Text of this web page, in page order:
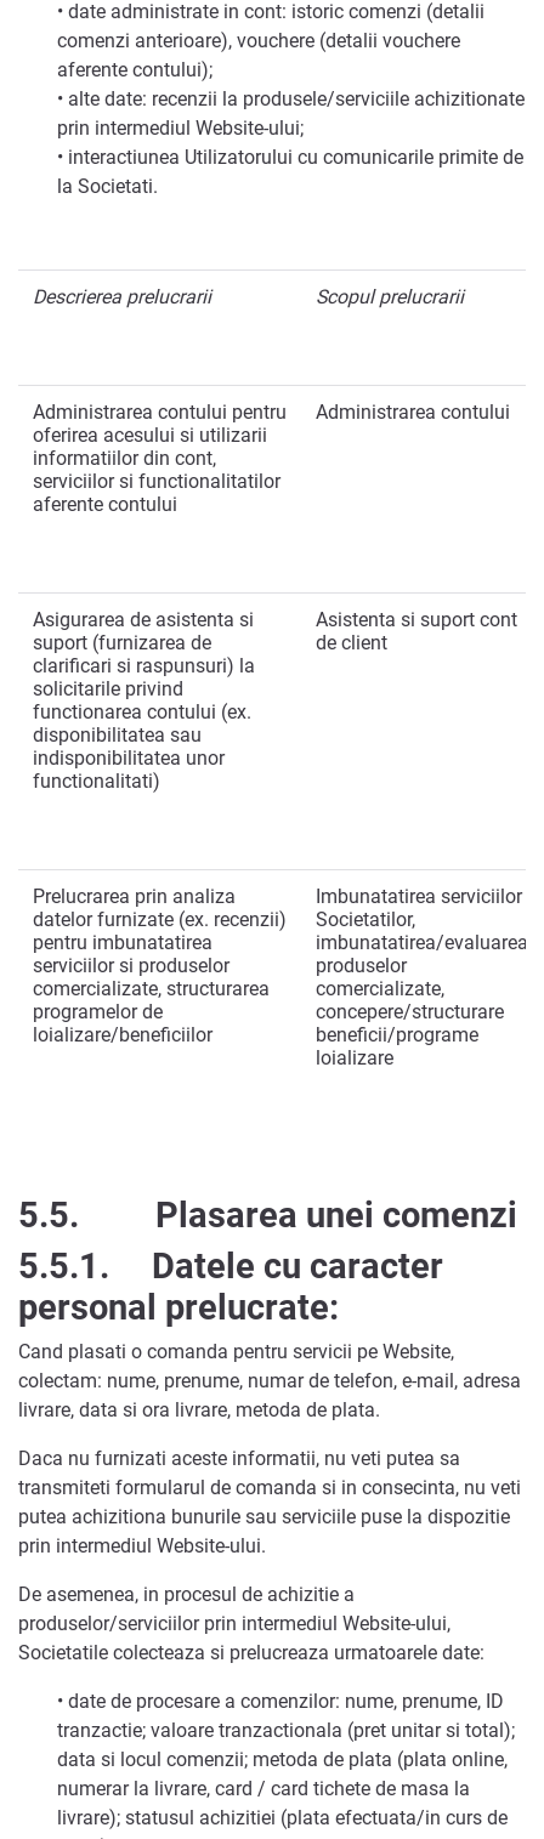
• date administrate in cont: istoric comenzi (detalii
comenzi anterioare), vouchere (detalii vouchere
aferente contului);
• alte date: recenzii la produsele/serviciile achizitionate
prin intermediul Website-ului;
• interactiunea Utilizatorului cu comunicarile primite de
la Societati.
Descrierea prelucrarii Scopul prelucrarii
Administrarea contului pentru
oferirea acesului si utilizarii
informatiilor din cont,
serviciilor si functionalitatilor
aferente contului
Administrarea contului
Asigurarea de asistenta si
suport (furnizarea de
clarificari si raspunsuri) la
solicitarile privind
functionarea contului (ex.
disponibilitatea sau
indisponibilitatea unor
functionalitati)
Asistenta si suport cont
de client
Prelucrarea prin analiza
datelor furnizate (ex. recenzii)
pentru imbunatatirea
serviciilor si produselor
comercializate, structurarea
programelor de
loializare/beneficiilor
Imbunatatirea serviciilor
Societatilor,
imbunatatirea/evaluarea
produselor
comercializate,
concepere/structurare
beneficii/programe
loializare
5.5. Plasarea unei comenzi
5.5.1. Datele cu caracter
personal prelucrate:
Cand plasati o comanda pentru servicii pe Website,
colectam: nume, prenume, numar de telefon, e-mail, adresa
livrare, data si ora livrare, metoda de plata.
Daca nu furnizati aceste informatii, nu veti putea sa
transmiteti formularul de comanda si in consecinta, nu veti
putea achizitiona bunurile sau serviciile puse la dispozitie
prin intermediul Website-ului.
De asemenea, in procesul de achizitie a
produselor/serviciilor prin intermediul Website-ului,
Societatile colecteaza si prelucreaza urmatoarele date:
• date de procesare a comenzilor: nume, prenume, ID
tranzactie; valoare tranzactionala (pret unitar si total);
data si locul comenzii; metoda de plata (plata online,
numerar la livrare, card / card tichete de masa la
livrare); statusul achizitiei (plata efectuata/in curs de